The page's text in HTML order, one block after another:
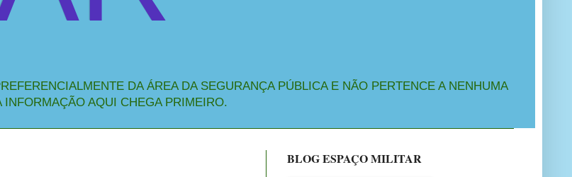
DA ÁREA DA SEGURANÇA PÚBLICA E NÃO PERTENCE A NENHUMA
AQUI CHEGA PRIMEIRO.
BLOG ESPAÇO MILITAR